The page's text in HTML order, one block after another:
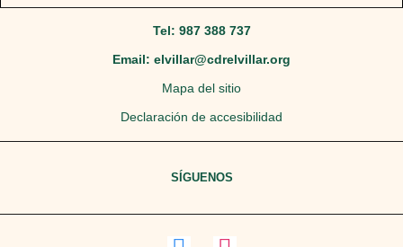
Tel: 987 388 737
Email: elvillar@cdrelvillar.org
Mapa del sitio
Declaración de accesibilidad
SÍGUENOS